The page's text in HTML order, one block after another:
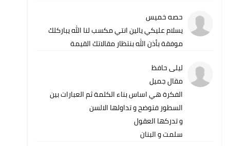
حصه خميس
يسلام عليكي يالين انتي مكسب لنا الله يباركلك
موفقة بأذن الله بنتظار مقالاتك القيمة
ليلى حافظ
مقال جميل
الفكرة هي اساس بناء الكلمة ثم العبارات بين
السطور فتوضح و تداولها الالسن
و تدركها العقول
سلمت و البنان